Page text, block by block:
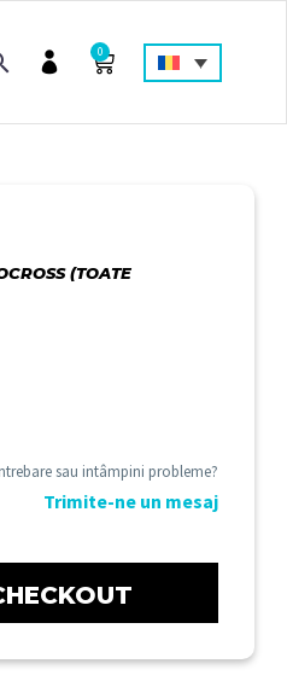
0
(TOATE
sau intâmpini probleme?
Trimite-ne un mesaj